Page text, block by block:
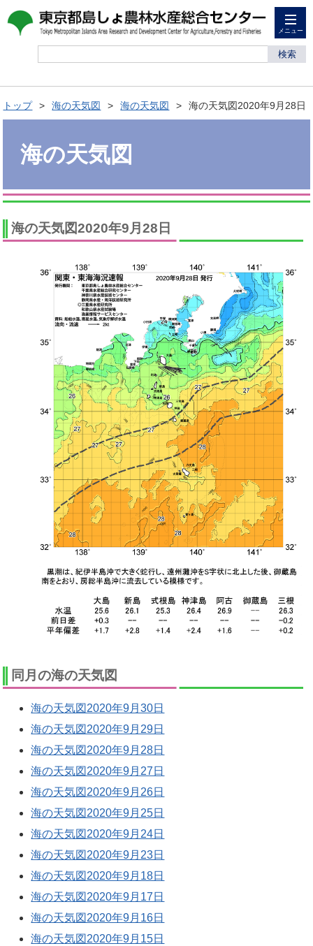
メニュー
検索
トップ 海の天気図 海の天気図 海の天気図2020年9月28日
海の天気図
海の天気図2020年9月28日
同月の海の天気図
海の天気図2020年9月30日
海の天気図2020年9月29日
海の天気図2020年9月28日
海の天気図2020年9月27日
海の天気図2020年9月26日
海の天気図2020年9月25日
海の天気図2020年9月24日
海の天気図2020年9月23日
海の天気図2020年9月18日
海の天気図2020年9月17日
海の天気図2020年9月16日
海の天気図2020年9月15日